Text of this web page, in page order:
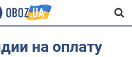
на оплату